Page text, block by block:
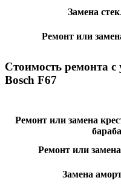
Замена
Ремонт или
Стоимость ремонта
Bosch F67
Ремонт или замена
Ремонт или
Замена